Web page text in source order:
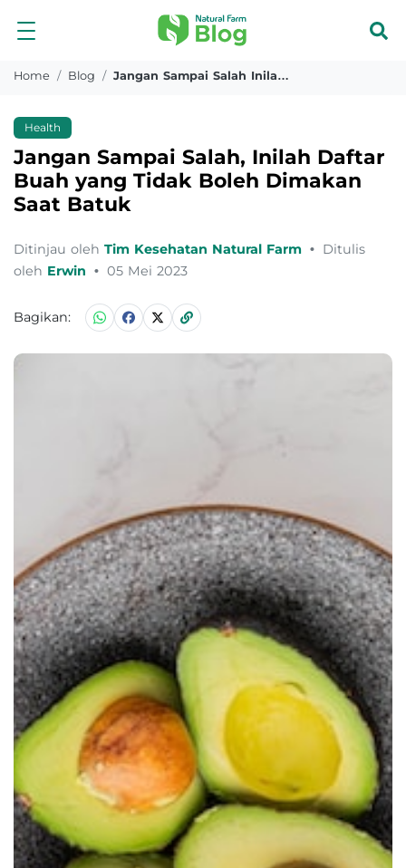
Home Blog Jangan Sampai Salah Inilah Daftar Buah Yang Tidak Boleh Dimakan Saat Batuk
Health
Jangan Sampai Salah, Inilah Daftar
Buah yang Tidak Boleh Dimakan
Saat Batuk
Ditinjau oleh Tim Kesehatan Natural Farm • Ditulis
oleh Erwin • 05 Mei 2023
Bagikan: